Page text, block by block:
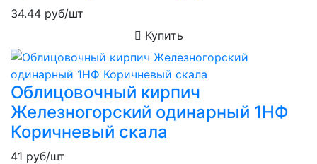
34.44 руб/шт
Купить
Облицовочный кирпич
Железногорский одинарный 1НФ
Коричневый скала
41 руб/шт